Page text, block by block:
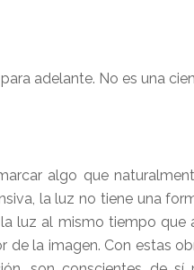
adelante. No es una
algo que
la luz no tiene una
luz al mismo tiempo que
la imagen. Con estas